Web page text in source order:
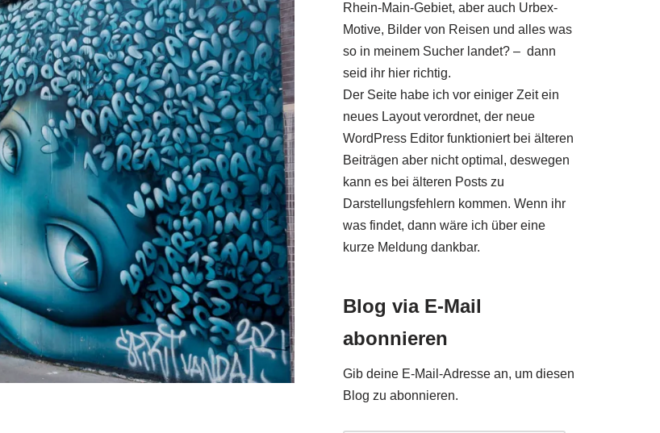
Rhein-Main-Gebiet, aber auch Urbex-
Motive, Bilder von Reisen und alles was
so in meinem Sucher landet? – dann
seid ihr hier richtig.
Der Seite habe ich vor einiger Zeit ein
neues Layout verordnet, der neue
WordPress Editor funktioniert bei älteren
Beiträgen aber nicht optimal, deswegen
kann es bei älteren Posts zu
Darstellungsfehlern kommen. Wenn ihr
was findet, dann wäre ich über eine
kurze Meldung dankbar.
Blog via E-Mail
abonnieren
Gib deine E-Mail-Adresse an, um diesen
Blog zu abonnieren.